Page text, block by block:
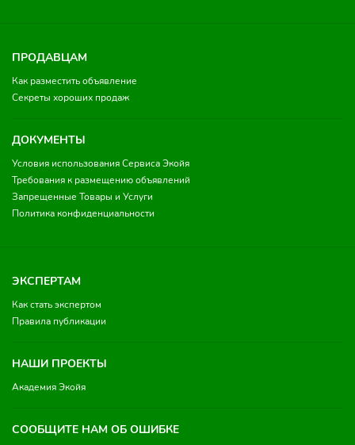
ПРОДАВЦАМ
Как разместить объявление
Секреты хороших продаж
ДОКУМЕНТЫ
Условия использования Сервиса Экойя
Требования к размещению объявлений
Запрещенные Товары и Услуги
Политика конфиденциальности
ЭКСПЕРТАМ
Как стать экспертом
Правила публикации
НАШИ ПРОЕКТЫ
Академия Экойя
СООБЩИТЕ НАМ ОБ ОШИБКЕ